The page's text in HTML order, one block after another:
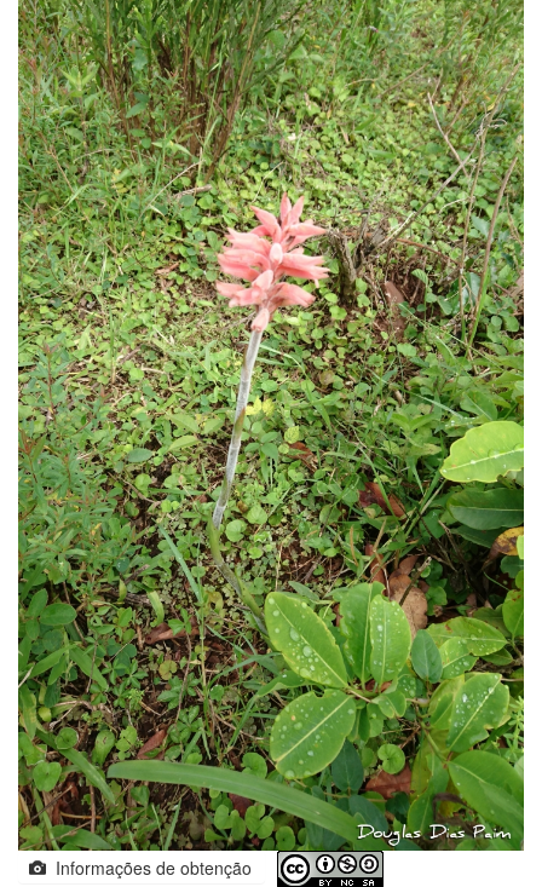
Informações de obtenção